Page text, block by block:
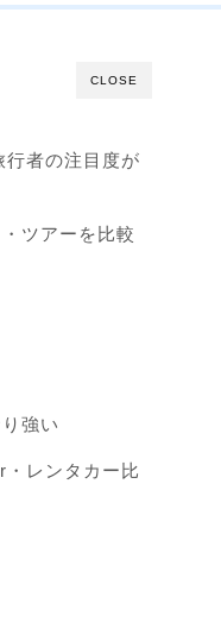
CLOSE
行者の注目度が
ツアーを比較
強い
・レンタカー比